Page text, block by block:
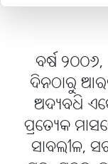
ବର୍ଷ
ଦିନଠାରୁ
ଅଦ୍ୟବଧି
ପ୍ରତ୍ୟେକ
ସାବଲୀଳ,